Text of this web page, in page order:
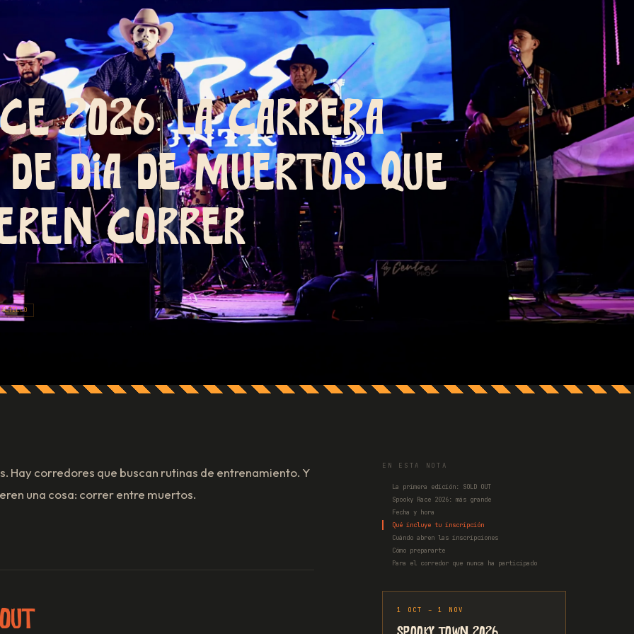
2026: la carrera
Día de Muertos que
correr
Hay corredores que buscan rutinas de entrenamiento. Y
una cosa: correr entre muertos.
EN ESTA NOTA
La primera edición: SOLD OUT
Spooky Race 2026: más grande
Fecha y hora
Qué incluye tu inscripción
Cuándo abren las inscripciones
Cómo prepararte
Para el corredor que nunca ha participado
1 OCT – 1 NOV